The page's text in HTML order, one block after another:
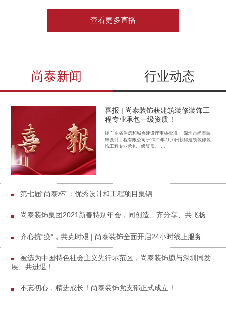
查看更多直播
尚泰新闻 行业动态
喜报 | 尚泰装饰获建筑装修装饰工
程专业承包一级资质！
经广东省住房和城乡建设厅审核批准， 深圳市尚泰装
饰设计工程有限公司于2021年7月6日获得建筑装修装
饰工程专业承包一级资质。 ...
第七届“尚泰杯”：优秀设计和工程项目集锦
尚泰装饰集团2021新春特别年会，同创造、齐分享、共飞扬
齐心抗“疫”，共克时艰 | 尚泰装饰全面开启24小时线上服务
被选为中国特色社会主义先行示范区，尚泰装饰愿与深圳同发
展、共进退！
不忘初心，精进成长！尚泰装饰党支部正式成立！